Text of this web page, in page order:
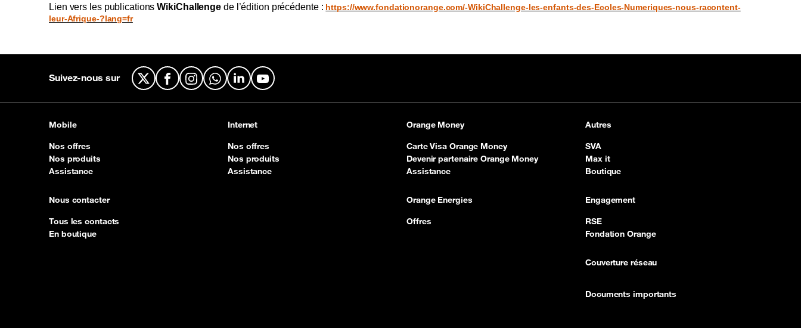
Lien vers les publicationsWikiChallenge de l’édition précédente : https://www.fondationorange.com/-WikiChallenge-les-enfants-des-Ecoles-Numeriques-nous-racontent-
leur-Afrique-?lang=fr
Suivez-nous sur X FacebookInstagramWhatsApp
LinkedInYouTube
Mobile
Nos offres
Nos produits
Assistance
Nous contacter
Tous les contacts
En boutique
Internet
Nos offres
Nos produits
Assistance
Orange Money
Carte Visa Orange Money
Devenir partenaire Orange Money
Assistance
Orange Energies
Offres
Autres
SVA
Max it
Boutique
Engagement
RSE
Fondation Orange
Couverture réseau
Documents importants